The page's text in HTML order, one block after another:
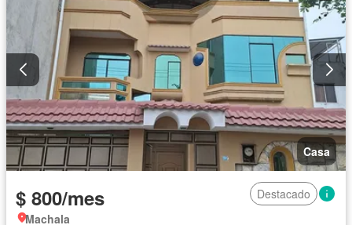
Casa
$ 800/mes
Destacado
Machala